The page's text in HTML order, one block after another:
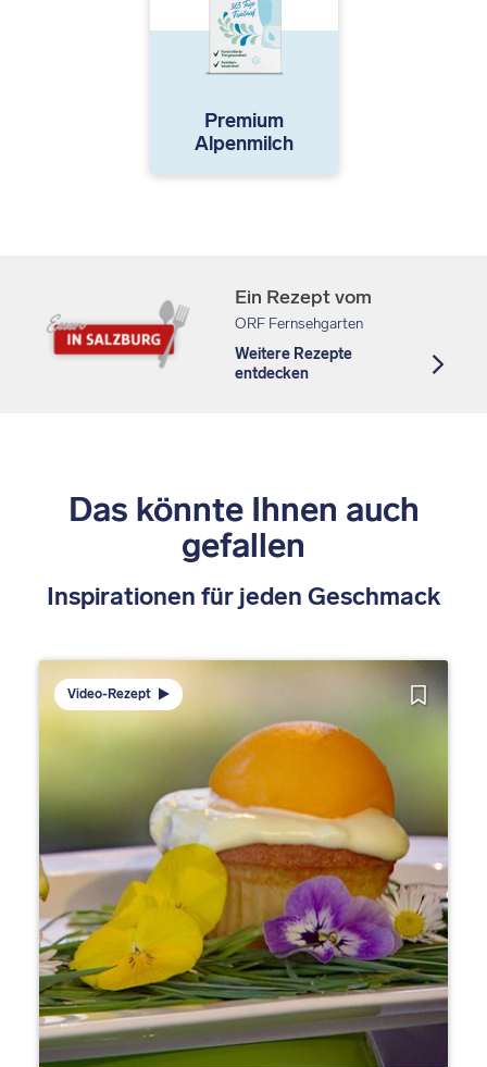
Premium
Alpenmilch
Ein Rezept vom
ORF Fernsehgarten
Weitere Rezepte
entdecken
Das könnte Ihnen auch
gefallen
Inspirationen für jeden Geschmack
Video-Rezept